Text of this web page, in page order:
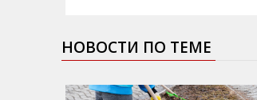
НОВОСТИ ПО ТЕМЕ